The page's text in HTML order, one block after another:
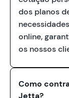
dos planos
online,
os nossos
Como
Jetta?